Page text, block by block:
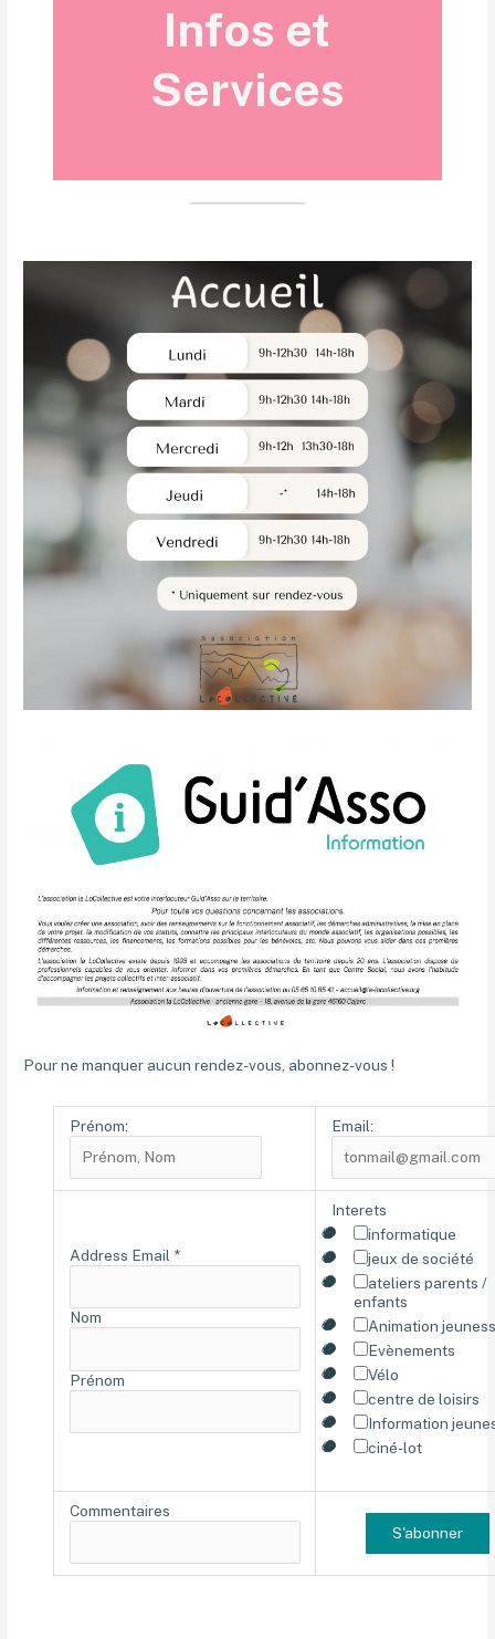
Infos et
Services
Pour ne manquer aucun rendez-vous, abonnez-vous !
Prénom: Email:
Address Email *
Nom
Prénom
Interets
informatique
jeux de société
ateliers parents /
enfants
Animation
Evènements
Vélo
centre de loisirs
Information
ciné-lot
Commentaires